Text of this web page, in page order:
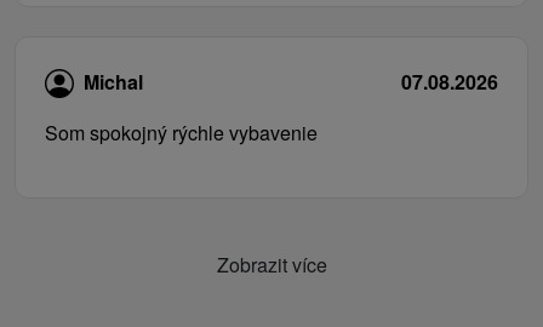
Michal
07.08.2026
Som spokojný rýchle vybavenie
Zobrazit více